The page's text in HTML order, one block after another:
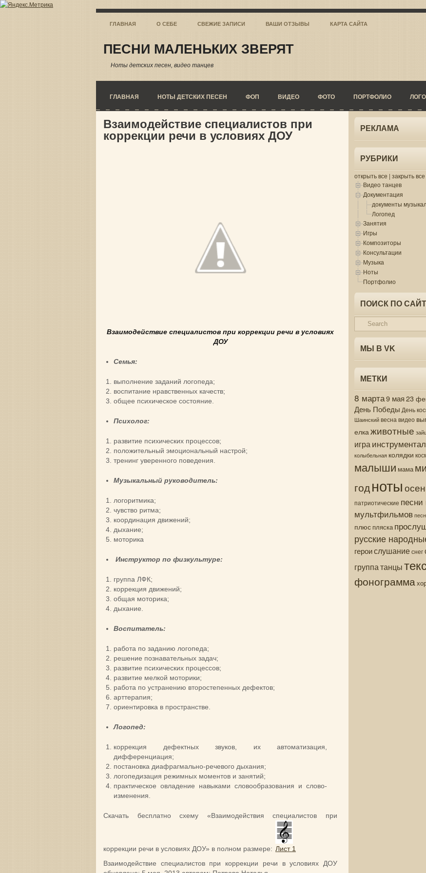
ГЛАВНАЯ О СЕБЕ СВЕЖИЕ ЗАПИСИ ВАШИ ОТЗЫВЫ КАРТА САЙТА
ПЕСНИ МАЛЕНЬКИХ ЗВЕРЯТ
Ноты детских песен, видео танцев
ГЛАВНАЯ НОТЫ ДЕТСКИХ ПЕСЕН ФОП ВИДЕО ФОТО ПОРТФОЛИО
Взаимодействие специалистов при
коррекции речи в условиях ДОУ
Взаимодействие специалистов при коррекции речи в условиях
ДОУ
Семья:
выполнение заданий логопеда;
воспитание нравственных качеств;
общее психическое состояние.
Психолог:
развитие психических процессов;
положительный эмоциональный настрой;
тренинг уверенного поведения.
Музыкальный руководитель:
логоритмика;
чувство ритма;
координация движений;
дыхание;
моторика
Инструктор по физкультуре:
группа ЛФК;
коррекция движений;
общая моторика;
дыхание.
Воспитатель:
работа по заданию логопеда;
решение познавательных задач;
развитие психических процессов;
развитие мелкой моторики;
работа по устранению второстепенных дефектов;
арттерапия;
ориентировка в пространстве.
Логопед:
коррекция дефектных звуков, их автоматизация,
дифференциация;
постановка диафрагмально-речевого дыхания;
логопедизация режимных моментов и занятий;
практическое овладение навыками словообразования и слово­
изменения.
Скачать бесплатно схему «Взаимодействия специалистов при
коррекции речи в условиях ДОУ» в полном размере: Лист 1
Взаимодействие специалистов при коррекции речи в условиях ДОУ
РЕКЛАМА
РУБРИКИ
открыть все | закрыть все
Видео танцев
Документация
документы
Логопед
Занятия
Игры
Композиторы
Консультации
Музыка
Ноты
Портфолио
ПОИСК ПО
МЫ В VK
МЕТКИ
8 марта9 мая 23
День Победы День
Шаинскийвеснавидео
елкаживотные
игра
колыбельная колядки
малыши мама
годноты
патриотические песни
мультфильмов
плюс пляска
русские
героислушаниеснег
группатанцы
фонограмма